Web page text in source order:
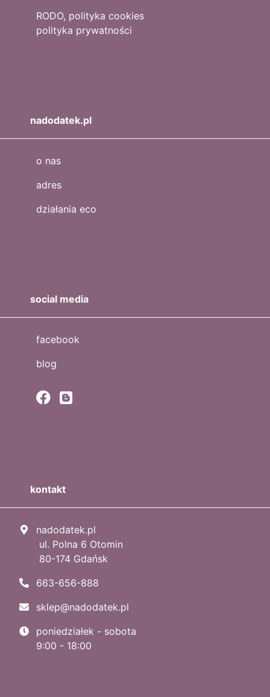
RODO, polityka cookies
polityka prywatności
nadodatek.pl
o nas
adres
działania eco
social media
facebook
blog
kontakt
nadodatek.pl
ul. Polna 6 Otomin
80-174 Gdańsk
663-656-888
sklep@nadodatek.pl
poniedziałek - sobota
9:00 - 18:00